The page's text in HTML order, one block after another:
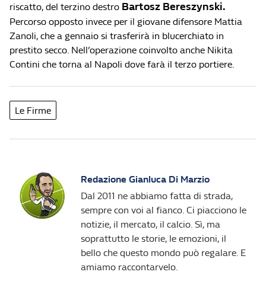
riscatto, del terzino destro Bartosz Bereszynski.
Percorso opposto invece per il giovane difensore Mattia
Zanoli, che a gennaio si trasferirà in blucerchiato in
prestito secco. Nell’operazione coinvolto anche Nikita
Contini che torna al Napoli dove farà il terzo portiere.
Le Firme
Redazione Gianluca Di Marzio
Dal 2011 ne abbiamo fatta di strada,
sempre con voi al fianco. Ci piacciono le
notizie, il mercato, il calcio. Sì, ma
soprattutto le storie, le emozioni, il
bello che questo mondo può regalare. E
amiamo raccontarvelo.